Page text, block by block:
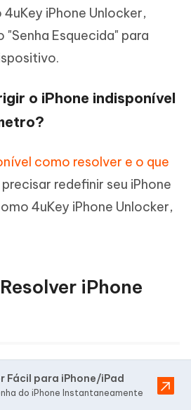
iPhone Unlocker,
"Senha Esquecida" para
o iPhone indisponível
como resolver e o que
redefinir seu iPhone
4uKey iPhone Unlocker,
iPhone
a situação de "iphone
que isso pode ocorrer
Fácil para iPhone/iPad
do iPhone Instantaneamente